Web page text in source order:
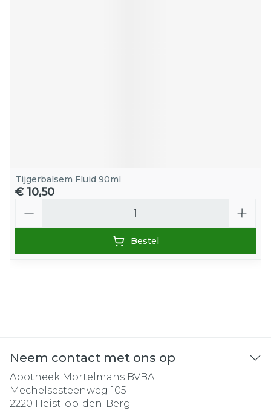
Tijgerbalsem Fluid 90ml
€ 10,50
Bestel
Neem contact met ons op
Apotheek Mortelmans BVBA
Mechelsesteenweg 105
2220 Heist-op-den-Berg